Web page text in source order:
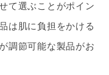
て選ぶことがポイン
は肌に負担をかける
調節可能な製品がお